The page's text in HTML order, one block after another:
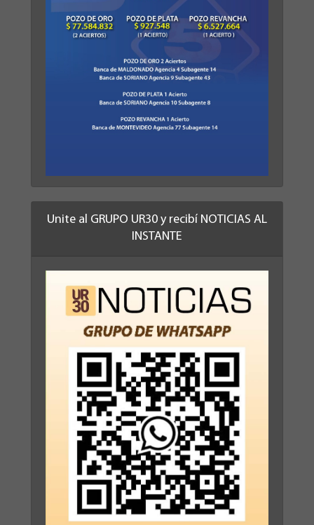
Unite al GRUPO UR30 y recibí NOTICIAS AL
INSTANTE